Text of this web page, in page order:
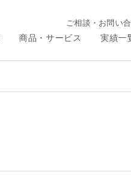
ご相談・お問い
商品・サービス 実績一